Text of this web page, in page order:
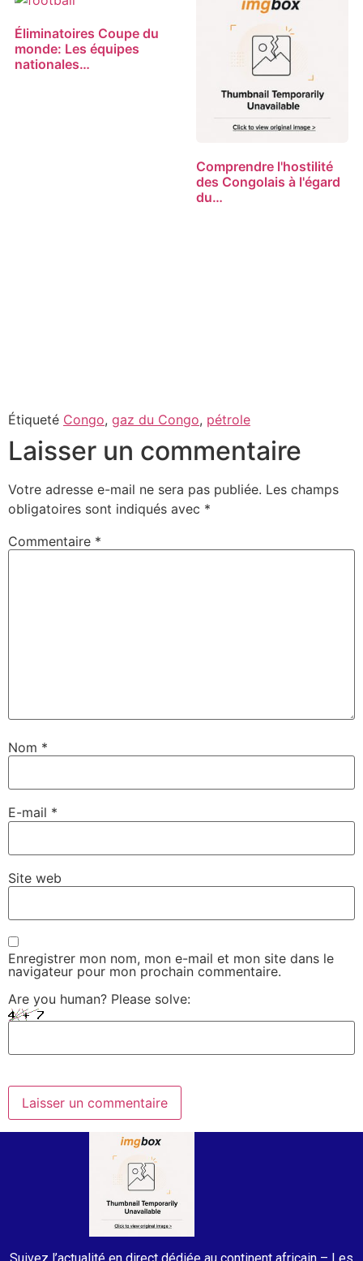
Éliminatoires Coupe du
monde: Les équipes
nationales…
Comprendre l'hostilité
des Congolais à l'égard
du…
Étiqueté Congo, gaz du Congo, pétrole
Laisser un commentaire
Votre adresse e-mail ne sera pas publiée. Les champs
obligatoires sont indiqués avec *
Commentaire *
Nom *
E-mail *
Site web
Enregistrer mon nom, mon e-mail et mon site dans le
navigateur pour mon prochain commentaire.
Are you human? Please solve: